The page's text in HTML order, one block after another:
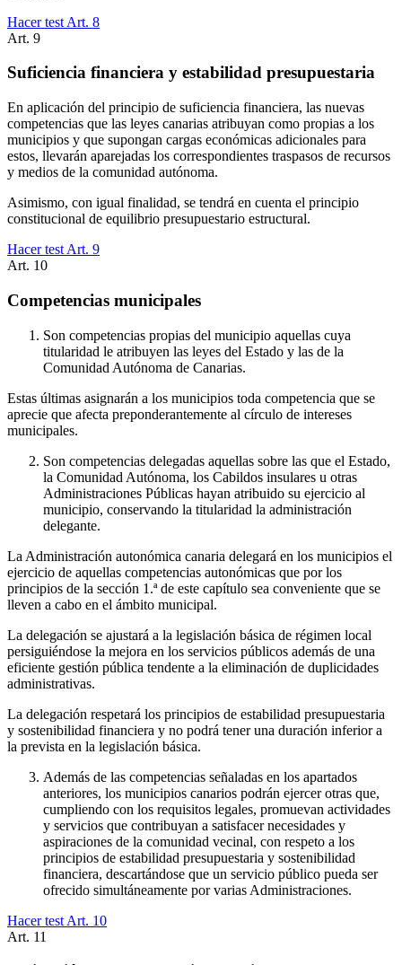
Hacer test Art. 8
Art. 9
Suficiencia financiera y estabilidad presupuestaria
En aplicación del principio de suficiencia financiera, las nuevas
competencias que las leyes canarias atribuyan como propias a los
municipios y que supongan cargas económicas adicionales para
estos, llevarán aparejadas los correspondientes traspasos de recursos
y medios de la comunidad autónoma.
Asimismo, con igual finalidad, se tendrá en cuenta el principio
constitucional de equilibrio presupuestario estructural.
Hacer test Art. 9
Art. 10
Competencias municipales
Son competencias propias del municipio aquellas cuya
titularidad le atribuyen las leyes del Estado y las de la
Comunidad Autónoma de Canarias.
Estas últimas asignarán a los municipios toda competencia que se
aprecie que afecta preponderantemente al círculo de intereses
municipales.
Son competencias delegadas aquellas sobre las que el Estado,
la Comunidad Autónoma, los Cabildos insulares u otras
Administraciones Públicas hayan atribuido su ejercicio al
municipio, conservando la titularidad la administración
delegante.
La Administración autonómica canaria delegará en los municipios el
ejercicio de aquellas competencias autonómicas que por los
principios de la sección 1.ª de este capítulo sea conveniente que se
lleven a cabo en el ámbito municipal.
La delegación se ajustará a la legislación básica de régimen local
persiguiéndose la mejora en los servicios públicos además de una
eficiente gestión pública tendente a la eliminación de duplicidades
administrativas.
La delegación respetará los principios de estabilidad presupuestaria
y sostenibilidad financiera y no podrá tener una duración inferior a
la prevista en la legislación básica.
Además de las competencias señaladas en los apartados
anteriores, los municipios canarios podrán ejercer otras que,
cumpliendo con los requisitos legales, promuevan actividades
y servicios que contribuyan a satisfacer necesidades y
aspiraciones de la comunidad vecinal, con respeto a los
principios de estabilidad presupuestaria y sostenibilidad
financiera, descartándose que un servicio público pueda ser
ofrecido simultáneamente por varias Administraciones.
Hacer test Art. 10
Art. 11